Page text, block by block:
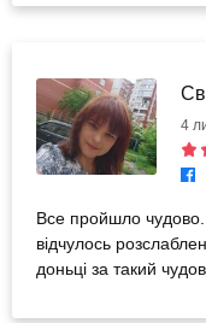
4
Все пройшло
відчулось
доньці за такий